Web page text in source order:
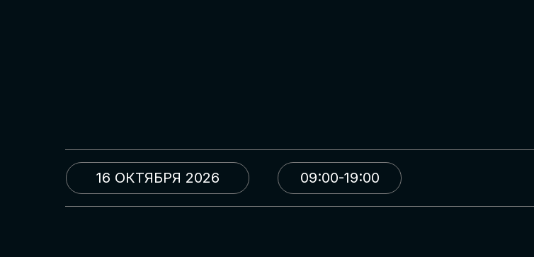
09:00-19:00
16 ОКТЯБРЯ 2026